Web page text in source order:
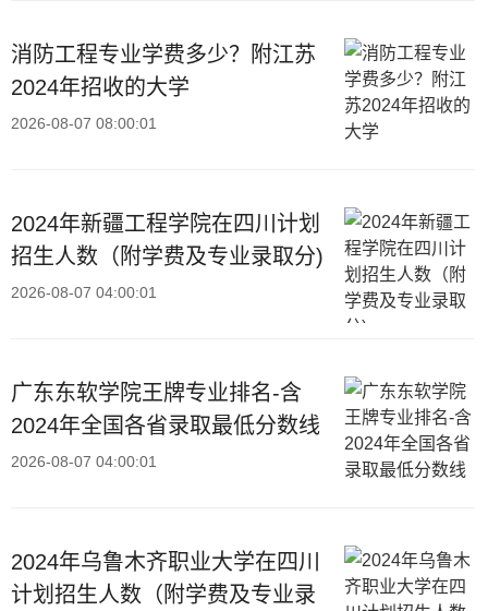
消防工程专业学费多少？附江苏
2024年招收的大学
2026-08-07 08:00:01
2024年新疆工程学院在四川计划
招生人数（附学费及专业录取分)
2026-08-07 04:00:01
广东东软学院王牌专业排名-含
2024年全国各省录取最低分数线
2026-08-07 04:00:01
2024年乌鲁木齐职业大学在四川
计划招生人数（附学费及专业录